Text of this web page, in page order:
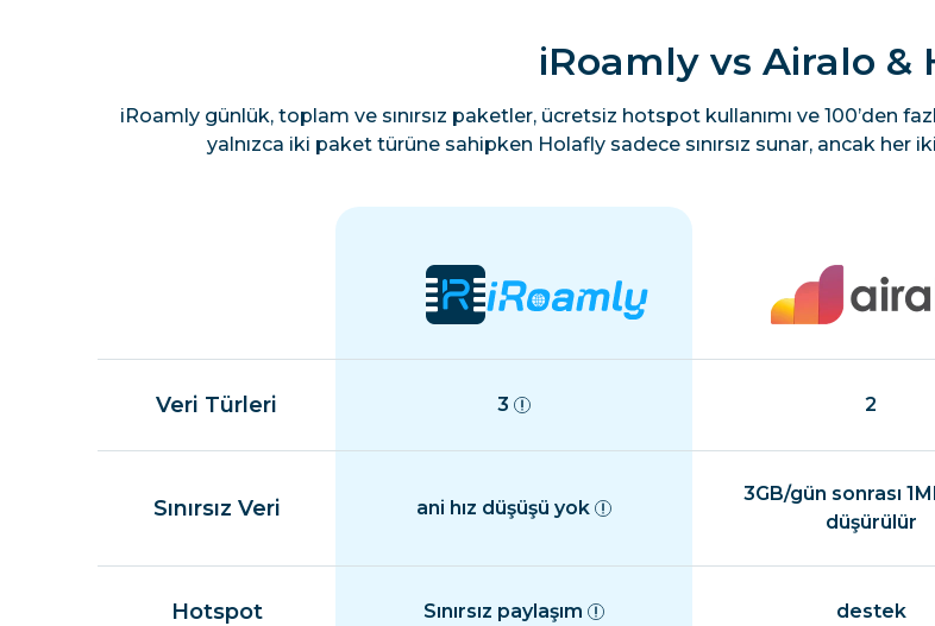
iRoamly vs Airalo &
iRoamly günlük, toplam ve sınırsız paketler, ücretsiz hotspot kullanımı ve 100’den
yalnızca iki paket türüne sahipken Holafly sadece sınırsız sunar, ancak her
Veri Türleri 3 2
Sınırsız Veri ani hız düşüşü yok
3GB/gün sonrası
düşürülür
Hotspot Sınırsız paylaşım destek